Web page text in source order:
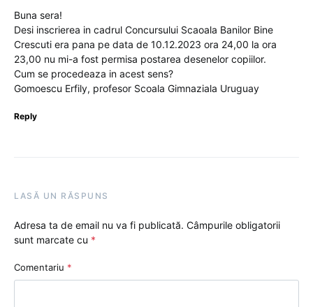
Buna sera!
Desi inscrierea in cadrul Concursului Scaoala Banilor Bine
Crescuti era pana pe data de 10.12.2023 ora 24,00 la ora
23,00 nu mi-a fost permisa postarea desenelor copiilor.
Cum se procedeaza in acest sens?
Gomoescu Erfily, profesor Scoala Gimnaziala Uruguay
Reply
LASĂ UN RĂSPUNS
Adresa ta de email nu va fi publicată. Câmpurile obligatorii
sunt marcate cu *
Comentariu *